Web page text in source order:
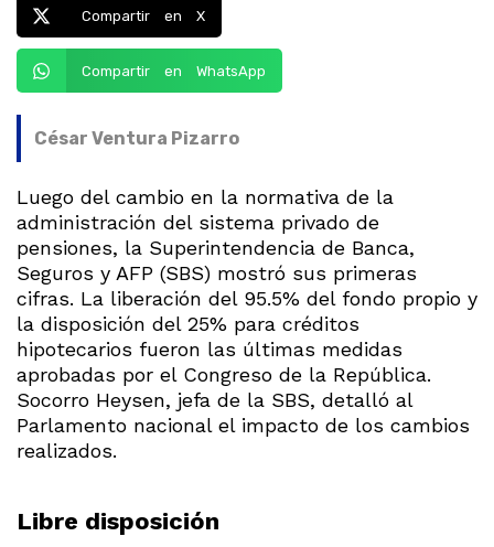
Compartir en X
Compartir en WhatsApp
César Ventura Pizarro
Luego del cambio en la normativa de la
administración del sistema privado de
pensiones, la Superintendencia de Banca,
Seguros y AFP (SBS) mostró sus primeras
cifras. La liberación del 95.5% del fondo propio y
la disposición del 25% para créditos
hipotecarios fueron las últimas medidas
aprobadas por el Congreso de la República.
Socorro Heysen, jefa de la SBS, detalló al
Parlamento nacional el impacto de los cambios
realizados.
Libre disposición